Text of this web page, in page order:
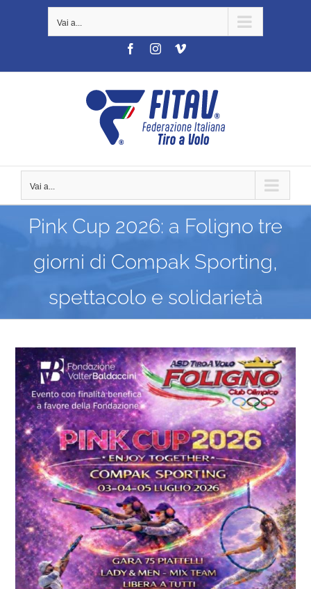
Vai a...
FacebookInstagramVimeo
Vai a...
Pink Cup 2026: a Foligno tre
giorni di Compak Sporting,
spettacolo e solidarietà
Ingrandisci
immagine